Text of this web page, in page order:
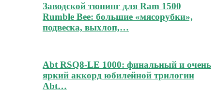
Заводской тюнинг для Ram 1500
Rumble Bee: большие «мясорубки»,
подвеска, выхлоп,…
Abt RSQ8-LE 1000: финальный и очень
яркий аккорд юбилейной трилогии
Abt…